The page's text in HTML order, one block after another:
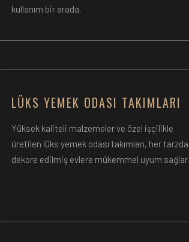
kullanım bir arada.
LÜKS YEMEK ODASI TAKIMLARI
Yüksek kaliteli malzemeler ve özel işçilikle
üretilen lüks yemek odası takımları, her tarzda
dekore edilmiş evlere mükemmel uyum sağlar.